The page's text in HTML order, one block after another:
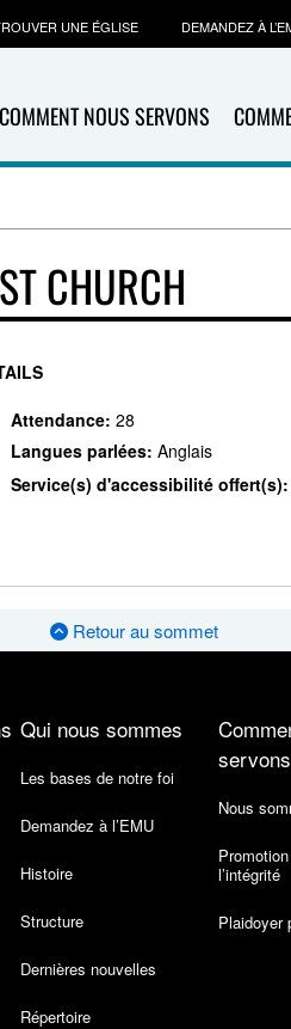
COMMENT NOUS SERVONS
UNE ÉGLISE DEMANDEZ À
CHURCH
Attendance: 28
Langues parlées: Anglais
Service(s) d'accessibilité offert(s):
Retour au sommet
Qui nous sommes
Les bases de notre foi
Demandez à l’EMU
Histoire
Structure
Dernières nouvelles
Répertoire
servons
Nous
l’intégrité
Plaidoyer